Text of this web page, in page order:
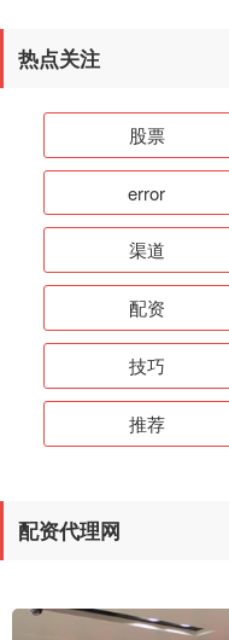
热点关注
股票
error
渠道
配资
技巧
推荐
配资代理网